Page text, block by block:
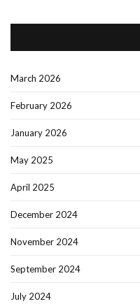
March 2026
February 2026
January 2026
May 2025
April 2025
December 2024
November 2024
September 2024
July 2024